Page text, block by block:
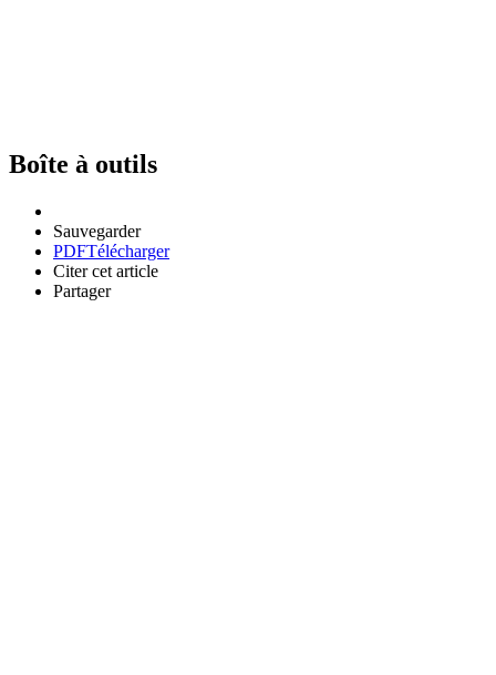
Boîte à outils
Sauvegarder
PDFTélécharger
Citer cet article
Partager